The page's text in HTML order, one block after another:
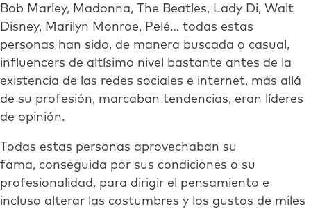
Bob Marley, Madonna, The Beatles, Lady Di, Walt
Disney, Marilyn Monroe, Pelé… todas estas
personas han sido, de manera buscada o casual,
influencers de altísimo nivel bastante antes de la
existencia de las redes sociales e internet, más allá
de su profesión, marcaban tendencias, eran líderes
de opinión.
Todas estas personas aprovechaban su
fama, conseguida por sus condiciones o su
profesionalidad, para dirigir el pensamiento e
incluso alterar las costumbres y los gustos de miles